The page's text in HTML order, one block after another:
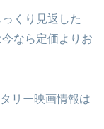
くり見返した
なら定価よりお
リー映画情報は